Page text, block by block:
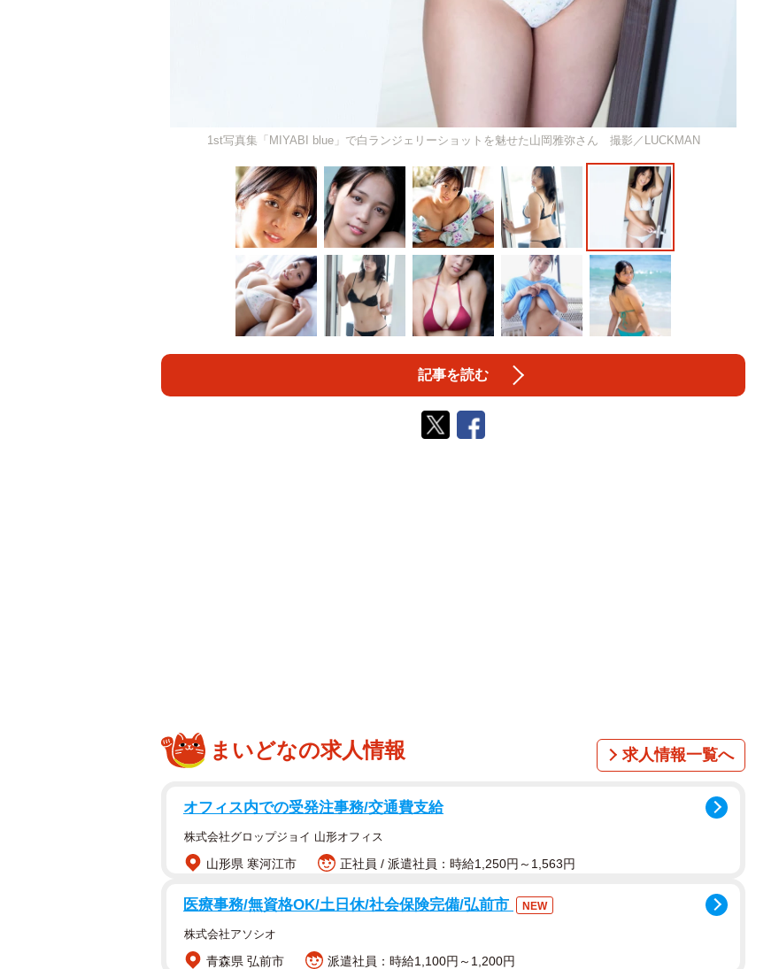
1st写真集「MIYABI blue」で白ランジェリーショットを魅せた山岡雅弥さん 撮影／LUCKMAN
記事を読む
まいどなの求人情報 求人情報一覧へ
オフィス内での受発注事務/交通費支給
株式会社グロップジョイ 山形オフィス
山形県 寒河江市 正社員 / 派遣社員：時給1,250円～1,563円
医療事務/無資格OK/土日休/社会保険完備/弘前市 NEW
株式会社アソシオ
青森県 弘前市 派遣社員：時給1,100円～1,200円